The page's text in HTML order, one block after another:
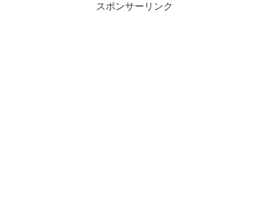
スポンサーリンク